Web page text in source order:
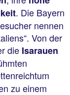
. Die Bayern
nennen
Von der
die Isarauen
zu einem